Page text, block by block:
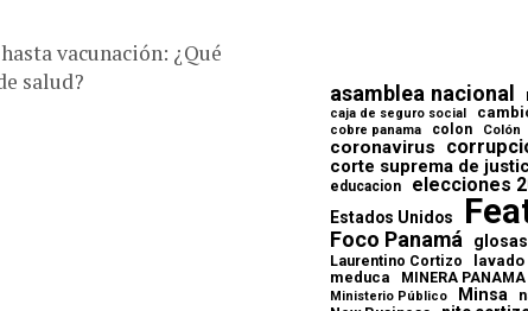
vacunación: ¿Qué
salud?
asamblea nacional
caja de seguro social
cobre panama colon Colón
coronavirus
corte suprema de
educacion elecciones
Estados Unidos
Foco Panamá glosas
Laurentino Cortizo
meduca MINERA PANAMA
Ministerio Público Minsa